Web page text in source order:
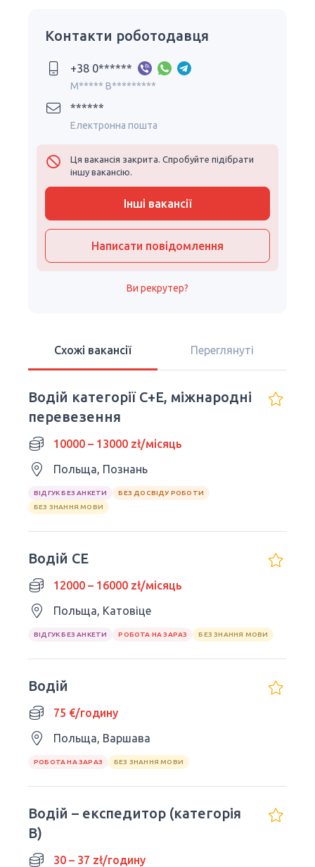
Контакти роботодавця
+38 0******
M***** B*********
******
Електронна пошта
Ця вакансія закрита. Спробуйте підібрати
іншу вакансію.
Інші вакансії
Написати повідомлення
Ви рекрутер?
Схожі вакансії Переглянуті
Водій категорії C+E, міжнародні
перевезення
10000 – 13000 zł/місяць
Польща, Познань
ВІДГУК БЕЗ АНКЕТИ
БЕЗ ДОСВІДУ РОБОТИ
БЕЗ ЗНАННЯ МОВИ
Водій CE
12000 – 16000 zł/місяць
Польща, Катовіце
ВІДГУК БЕЗ АНКЕТИ РОБОТА НА ЗАРАЗ БЕЗ ЗНАННЯ МОВИ
Водій
75 €/годину
Польща, Варшава
РОБОТА НА ЗАРАЗ БЕЗ ЗНАННЯ МОВИ
Водій – експедитор (категорія
В)
30 – 37 zł/годину